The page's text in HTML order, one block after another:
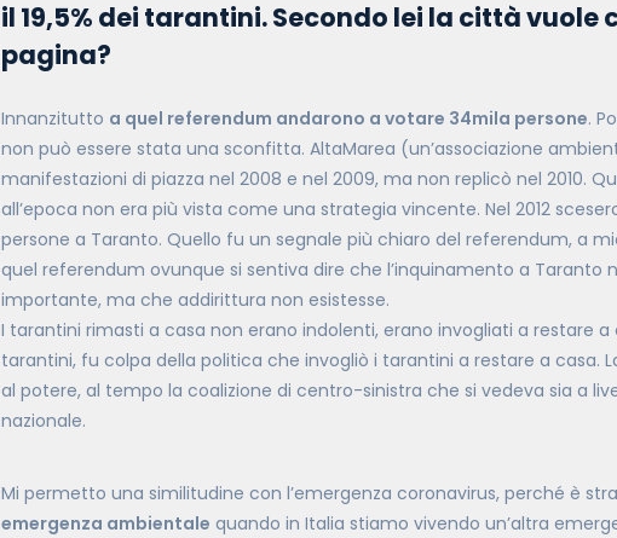
il 19,5% dei tarantini. Secondo lei la città vuole
pagina?
Innanzitutto a quel referendum andarono a votare 34mila persone.
non può essere stata una sconfitta. AltaMarea (un’associazione
manifestazioni di piazza nel 2008 e nel 2009, ma non replicò nel 2010.
all’epoca non era più vista come una strategia vincente. Nel 2012
persone a Taranto. Quello fu un segnale più chiaro del referendum, a
quel referendum ovunque si sentiva dire che l’inquinamento a Taranto
importante, ma che addirittura non esistesse.
I tarantini rimasti a casa non erano indolenti, erano invogliati a restare a
tarantini, fu colpa della politica che invogliò i tarantini a restare a casa.
al potere, al tempo la coalizione di centro-sinistra che si vedeva sia a
nazionale.
Mi permetto una similitudine con l’emergenza coronavirus, perché è
emergenza ambientale quando in Italia stiamo vivendo un’altra